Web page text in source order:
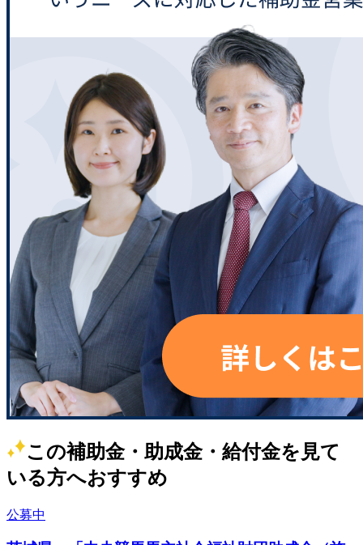
この補助金・助成金・給付金を見て
いる方へおすすめ
公募中